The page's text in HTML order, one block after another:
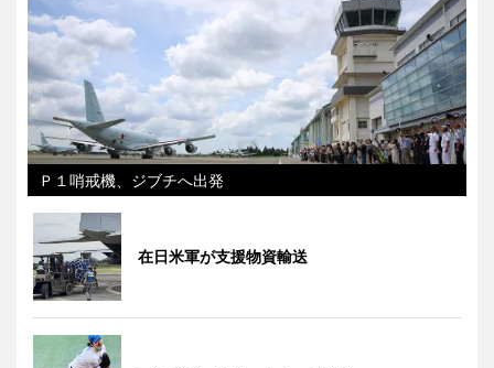
Ｐ１哨戒機、ジブチへ出発
在日米軍が支援物資輸送